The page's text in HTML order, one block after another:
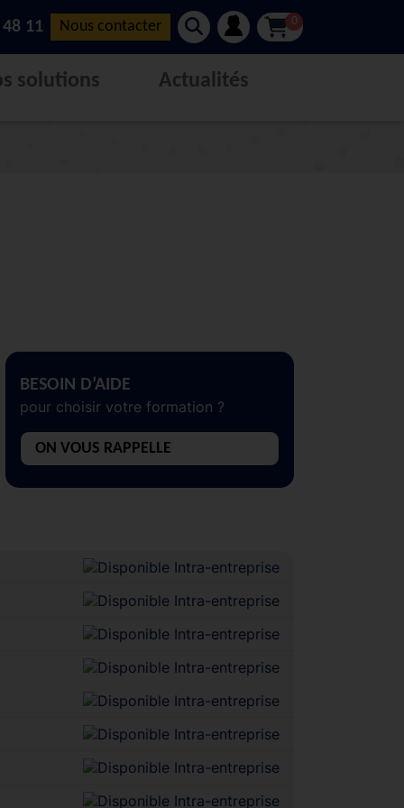
11 Nous contacter 0
solutions Actualités
BESOIN D’AIDE
pour choisir votre formation ?
ON VOUS RAPPELLE